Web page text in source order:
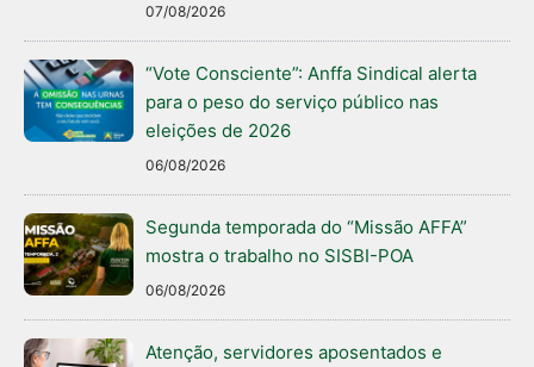
07/08/2026
“Vote Consciente”: Anffa Sindical alerta
para o peso do serviço público nas
eleições de 2026
06/08/2026
Segunda temporada do “Missão AFFA”
mostra o trabalho no SISBI-POA
06/08/2026
Atenção, servidores aposentados e